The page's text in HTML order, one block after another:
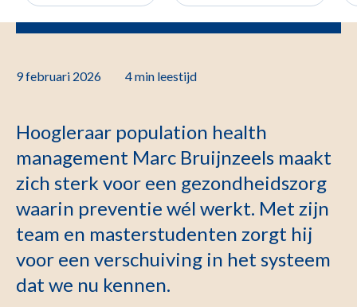
9 februari 2026 4 min leestijd
Hoogleraar population health
management Marc Bruijnzeels maakt
zich sterk voor een gezondheidszorg
waarin preventie wél werkt. Met zijn
team en masterstudenten zorgt hij
voor een verschuiving in het systeem
dat we nu kennen.